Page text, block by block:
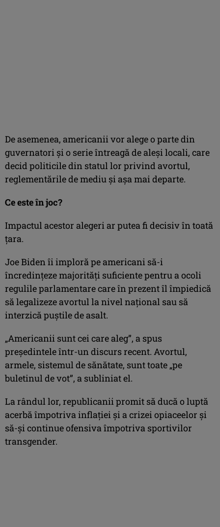
De asemenea, americanii vor alege o parte din
guvernatori şi o serie întreagă de aleşi locali, care
decid politicile din statul lor privind avortul,
reglementările de mediu şi aşa mai departe.
Ce este în joc?
Impactul acestor alegeri ar putea fi decisiv în toată
ţara.
Joe Biden îi imploră pe americani să-i
încredinţeze majorităţi suficiente pentru a ocoli
regulile parlamentare care în prezent îl împiedică
să legalizeze avortul la nivel naţional sau să
interzică puştile de asalt.
„Americanii sunt cei care aleg”, a spus
preşedintele într-un discurs recent. Avortul,
armele, sistemul de sănătate, sunt toate „pe
buletinul de vot”, a subliniat el.
La rândul lor, republicanii promit să ducă o luptă
acerbă împotriva inflaţiei şi a crizei opiaceelor şi
să-şi continue ofensiva împotriva sportivilor
transgender.